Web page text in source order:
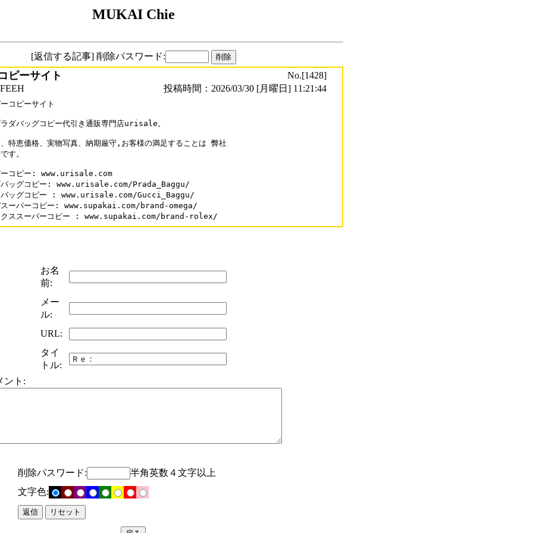
MUKAI Chie
[返信する記事] 削除パスワード:
ピーサイト
No.[1428]
投稿時間：2026/03/30 [月曜日] 11:21:44
コピーサイト
ダバッグコピー代引き通販専門店urisale。
特恵価格、実物写真、納期厳守,お客様の満足することは 弊社
す。
ーコピー: www.urisale.com
バッグコピー: www.urisale.com/Prada_Baggu/
バッグコピー : www.urisale.com/Gucci_Baggu/
スーパーコピー: www.supakai.com/brand-omega/
クススーパーコピー : www.supakai.com/brand-rolex/
お名
前:
メー
ル:
URL:
タイ
トル:
ント:
削除パスワード:
半角英数４文字以上
文字色: